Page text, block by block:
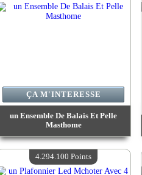
un Ensemble De Balais Et Pelle
Masthome
Valeur :4 409 900 Points
Quantité Disponible :4
ÇA M'INTERESSE
4.294.100 Points